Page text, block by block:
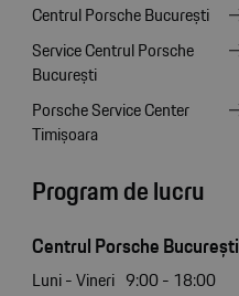
Centrul Porsche București
Service Centrul Porsche
București
Porsche Service Center
Timișoara
Program de lucru
Centrul Porsche București
Luni - Vineri 9:00 - 18:00